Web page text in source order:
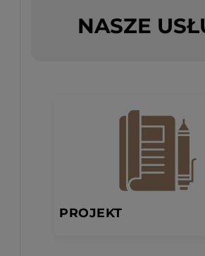
NASZE
PROJEKT